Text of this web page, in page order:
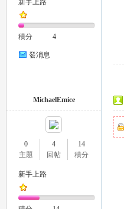
新手上路
積分 4
發消息
MichaelEmice
0
主題
4
回帖
14
積分
新手上路